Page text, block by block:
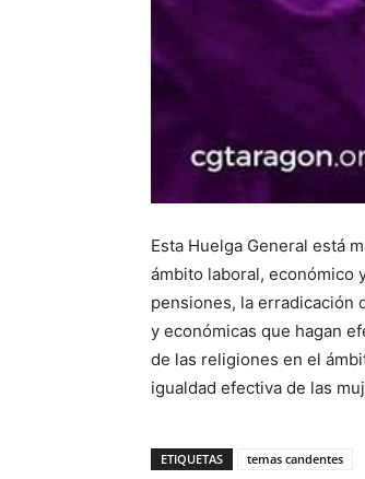
Esta Huelga General está
ámbito laboral, económico
pensiones, la erradicación
y económicas que hagan
de las religiones en el
igualdad efectiva de las
ETIQUETAS temas candentes